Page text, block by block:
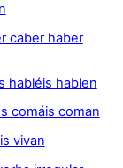
caber haber
habléis hablen
comáis coman
vivan